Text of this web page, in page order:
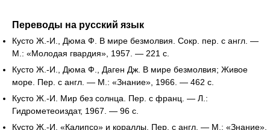
Переводы на русский язык
Кусто Ж.-И., Дюма Ф. В мире безмолвия. Сокр. пер. с англ. —
М.: «Молодая гвардия», 1957. — 221 с.
Кусто Ж.-И., Дюма Ф., Даген Дж. В мире безмолвия; Живое
море. Пер. с англ. — М.: «Знание», 1966. — 462 с.
Кусто Ж.-И. Мир без солнца. Пер. с франц. — Л.:
Гидрометеоиздат, 1967. — 96 с.
Кусто Ж.-И. «Калипсо» и кораллы. Пер. с англ. — М.: «Знание»,